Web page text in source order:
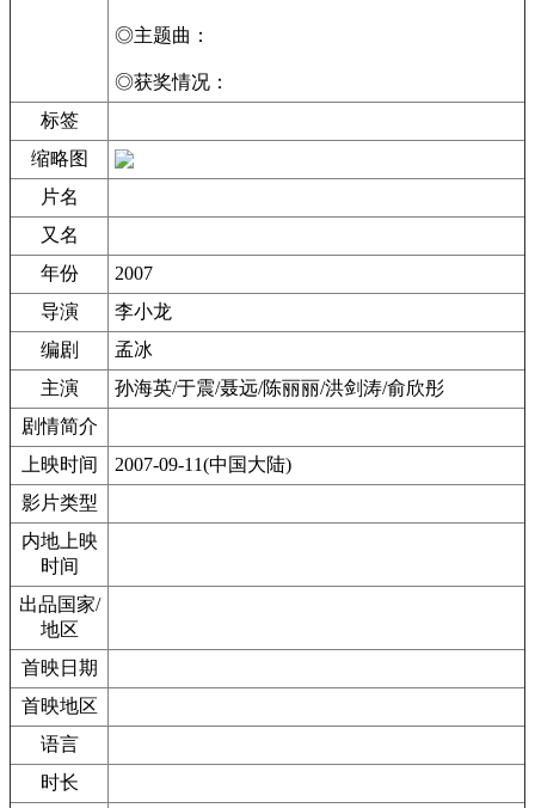
◎主题曲：
◎获奖情况：
标签
缩略图
片名
又名
年份
2007
导演
李小龙
编剧
孟冰
主演
孙海英/于震/聂远/陈丽丽/洪剑涛/俞欣彤
剧情简介
上映时间
2007-09-11(中国大陆)
影片类型
内地上映
时间
出品国家/
地区
首映日期
首映地区
语言
时长